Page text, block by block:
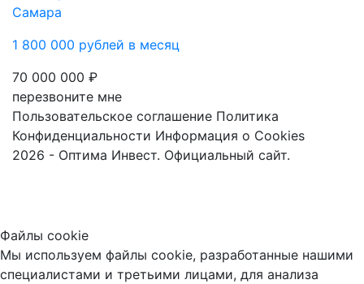
Самара
1 800 000 рублей в месяц
70 000 000 ₽
перезвоните мне
Пользовательское соглашение Политика
Конфиденциальности Информация о Cookies
2026 - Оптима Инвест. Официальный сайт.
Файлы cookie
Мы используем файлы cookie, разработанные нашими
специалистами и третьими лицами, для анализа